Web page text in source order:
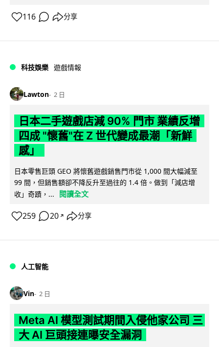
116 分享
科技娛樂 遊戲情報
Lawton 2 日
日本二手遊戲店減 90% 門市 業績反增
四成 "懷舊"在 Z 世代變成最潮「新鮮
感」
日本零售巨頭 GEO 將懷舊遊戲銷售門市從 1,000 間大幅減至
99 間，但銷售額卻不降反升至過往的 1.4 倍。做到「減店增
收」奇蹟，...
閱讀全文
259 20 ↗ 分享
人工智能
Vin 2 日
Meta AI 模型測試期間入侵他家公司 三
大 AI 巨頭接連曝安全漏洞